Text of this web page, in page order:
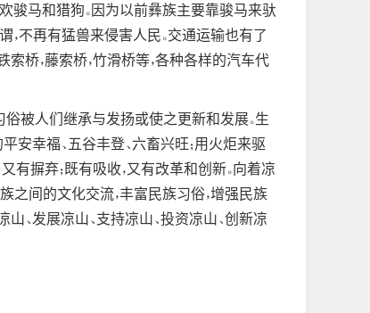
骏马和猎狗。因为以前彝族主要靠骏马来驮
不再有猛兽来侵害人民。交通运输也有了
桥，藤索桥，竹滑桥等，各种各样的汽车代
被人们继承与发扬或使之更新和发展。生
幸福、五谷丰登、六畜兴旺；用火炬来驱
摒弃；既有吸收，又有改革和创新。向着凉
之间的文化交流，丰富民族习俗，增强民族
、发展凉山、支持凉山、投资凉山、创新凉